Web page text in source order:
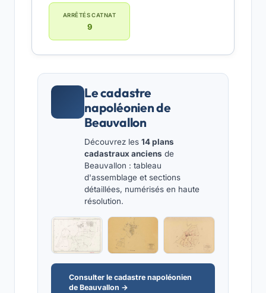
ARRÊTÉS CATNAT
9
Le cadastre
napoléonien de
Beauvallon
Découvrez les 14 plans
cadastraux anciens de
Beauvallon : tableau
d'assemblage et sections
détaillées, numérisés en haute
résolution.
Consulter le cadastre napoléonien
de Beauvallon →